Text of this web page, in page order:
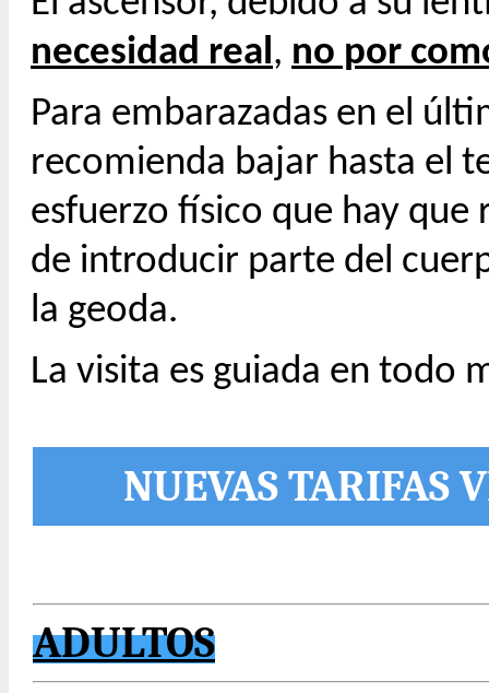
necesidad real, no por
Para embarazadas en el
recomienda bajar hasta el
esfuerzo físico que hay
de introducir parte del
la geoda.
La visita es guiada en todo
NUEVAS TARIFAS
ADULTOS